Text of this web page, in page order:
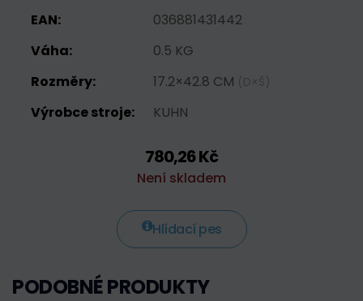
EAN:
036881431442
Váha:
0.5 KG
Rozměry:
17.2×42.8 CM (D×Š)
Výrobce stroje: KUHN
780,26 Kč
Není skladem
Hlídací pes
PODOBNÉ PRODUKTY